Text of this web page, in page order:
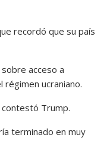
recordó que su país
acceso a
ucraniano.
Trump.
terminado en muy